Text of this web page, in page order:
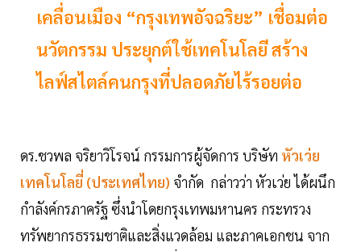
เคลื่อนเมือง “กรุงเทพอัจฉริยะ” เชื่อมต่อ
นวัตกรรม ประยุกต์ใช้เทคโนโลยี สร้าง
ไลฟ์สไตล์คนกรุงที่ปลอดภัยไร้รอยต่อ
ดร.ชวพล จริยาวิโรจน์ กรรมการผู้จัดการ บริษัท หัวเว่ย
เทคโนโลยี่ (ประเทศไทย) จำกัด กล่าวว่า หัวเว่ย ได้ผนึก
กำลังค์กรภาครัฐ ซึ่งนำโดยกรุงเทพมหานคร กระทรวง
ทรัพยากรธรรมชาติและสิ่งแวดล้อม และภาคเอกชน จาก